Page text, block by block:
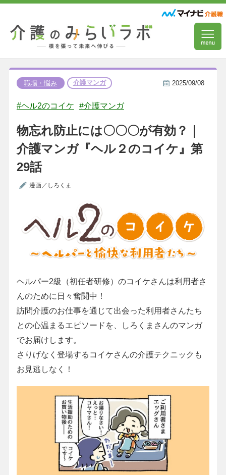
職場・悩み 介護マンガ 2025/09/08
#ヘル2のコイケ #介護マンガ
物忘れ防止には〇〇〇が有効？｜
介護マンガ『ヘル２のコイケ』第
29話
漫画／しろくま
ヘルパー2級（初任者研修）のコイケさんは利用者さ
んのために日々奮闘中！
訪問介護のお仕事を通じて出会った利用者さんたち
との心温まるエピソードを、しろくまさんのマンガ
でお届けします。
さりげなく登場するコイケさんの介護テクニックも
お見逃しなく！